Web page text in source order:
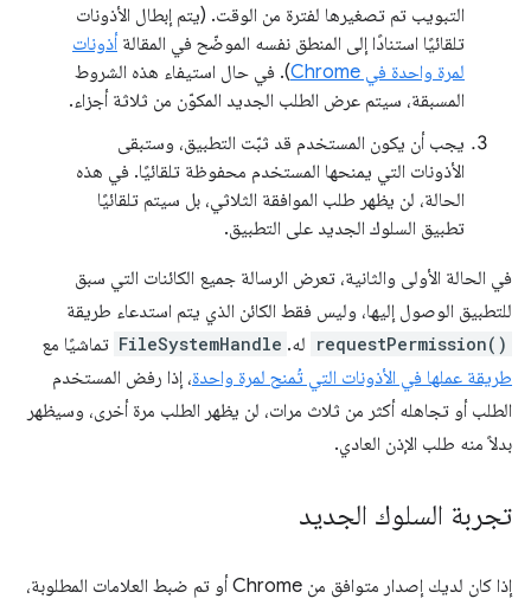
التبويب تم تصغيرها لفترة من الوقت. (يتم إبطال الأذونات
تلقائيًا استنادًا إلى المنطق نفسه الموضّح في المقالةأذونات
لمرة واحدة في Chrome
). في حال استيفاء هذه الشروط
المسبقة، سيتم عرض الطلب الجديد المكوّن من ثلاثة أجزاء.
يجب أن يكون المستخدم قد ثبّت التطبيق، وستبقى
الأذونات التي يمنحها المستخدم محفوظة تلقائيًا. في هذه
الحالة، لن يظهر طلب الموافقة الثلاثي، بل سيتم تلقائيًا
تطبيق السلوك الجديد على التطبيق.
في الحالة الأولى والثانية، تعرض الرسالة جميع الكائنات التي سبق
للتطبيق الوصول إليها، وليس فقط الكائن الذي يتم استدعاء طريقة
requestPermission() له. FileSystemHandle تماشيًا مع
طريقة عملها في الأذونات التي تُمنح لمرة واحدة، إذا رفض المستخدم
الطلب أو تجاهله أكثر من ثلاث مرات، لن يظهر الطلب مرة أخرى، وسيظهر
بدلاً منه طلب الإذن العادي.
تجربة السلوك الجديد
إذا كان لديك إصدار متوافق من Chrome أو تم ضبط العلامات المطلوبة،